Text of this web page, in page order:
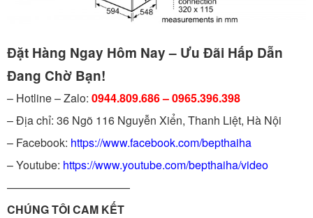
Đặt Hàng Ngay Hôm Nay – Ưu Đãi Hấp Dẫn
Đang Chờ Bạn!
– Hotline – Zalo: 0944.809.686 – 0965.396.398
– Địa chỉ: 36 Ngõ 116 Nguyễn Xiển, Thanh Liệt, Hà Nội
– Facebook: https://www.facebook.com/bepthaiha
– Youtube: https://www.youtube.com/bepthaiha/video
———————————
CHÚNG TÔI CAM KẾT